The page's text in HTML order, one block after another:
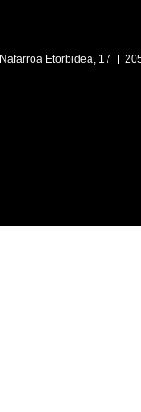
Nafarroa Etorbidea, 17